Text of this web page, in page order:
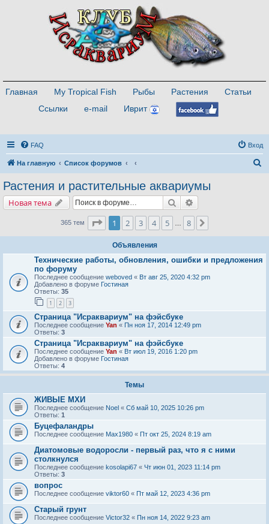
Главная My Tropical Fish Рыбы Растения
Статьи
Ссылки
e-mail Иврит
FAQ Вход
На главную Список форумов
Растения и растительные аквариумы
Новая тема Поиск
365 тем Страница1 из
1 2 3 4 5 8
Объявления
Технические работы, обновления, ошибки и предложения
по форуму
Последнее сообщение weboved « Вт авг 25, 2020 4:32 pm
Добавлено в форуме Гостиная
Ответы: 35
1 2 3
Страница "Исраквариум" на фэйсбуке
Последнее сообщение Yan « Пн ноя 17, 2014 12:49 pm
Ответы: 3
Страница "Исраквариум" на фэйсбуке
Последнее сообщение Yan « Вт июл 19, 2016 1:20 pm
Добавлено в форуме Гостиная
Ответы: 4
Темы
ЖИВЫЕ МХИ
Последнее сообщение Noel « Сб май 10, 2025 10:26 pm
Ответы: 1
Буцефаландры
Последнее сообщение Max1980 « Пт окт 25, 2024 8:19 am
Диатомовые водоросли - первый раз, что я с ними
столкнулся
Последнее сообщение kosolapi67 « Чт июн 01, 2023 11:14 pm
Ответы: 3
вопрос
Последнее сообщение viktor60 « Пт май 12, 2023 4:36 pm
Старый грунт
Последнее сообщение Victor32 « Пн ноя 14, 2022 9:23 am